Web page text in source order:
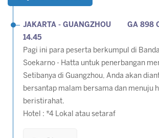
JAKARTA - GUANGZHOU GA 898
14.45
Pagi ini para peserta berkumpul di
Soekarno - Hatta untuk penerbangan
Setibanya di Guangzhou, Anda akan
bersantap malam bersama dan menuju
beristirahat.
Hotel : *4 Lokal atau setaraf